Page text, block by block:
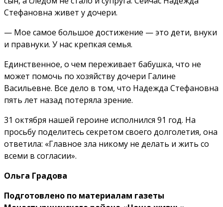
Стефановна живет у дочери.
— Мое самое большое достижение — это дети, внуки
и правнуки. У нас крепкая семья.
Единственное, о чем переживает бабушка, что не
может помочь по хозяйству дочери Галине
Васильевне. Все дело в том, что Надежда Стефановна
пять лет назад потеряла зрение.
31 октября нашей героине исполнился 91 год. На
просьбу поделитесь секретом своего долголетия, она
ответила: «Главное зла никому не делать и жить со
всеми в согласии».
Ольга Градова
Подготовлено по материалам газеты